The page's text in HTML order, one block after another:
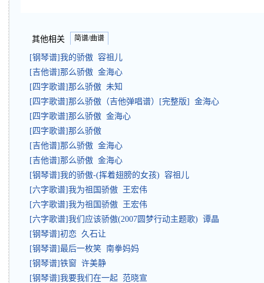
其他相关 简谱/曲谱
[钢琴谱]我的骄傲 容祖儿
[吉他谱]那么骄傲 金海心
[四字歌谱]那么骄傲 未知
[四字歌谱]那么骄傲（吉他弹唱谱）[完整版] 金海心
[四字歌谱]那么骄傲 金海心
[四字歌谱]那么骄傲
[吉他谱]那么骄傲 金海心
[吉他谱]那么骄傲 金海心
[钢琴谱]我的骄傲-(挥着翅膀的女孩) 容祖儿
[六字歌谱]我为祖国骄傲 王宏伟
[六字歌谱]我为祖国骄傲 王宏伟
[六字歌谱]我们应该骄傲(2007圆梦行动主题歌) 谭晶
[钢琴谱]初恋 久石让
[钢琴谱]最后一枚笑 南拳妈妈
[钢琴谱]铁窗 许美静
[钢琴谱]我要我们在一起 范晓宣